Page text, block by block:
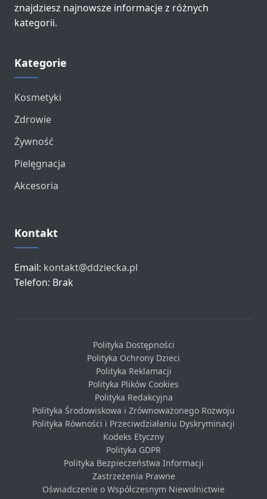
znajdziesz najnowsze informacje z różnych
kategorii.
Kategorie
Kosmetyki
Zdrowie
Żywność
Pielęgnacja
Akcesoria
Kontakt
Email: kontakt@ddziecka.pl
Telefon: Brak
Polityka Dostępności
Polityka Ochrony Dzieci
Polityka Reklamacji
Polityka Plików Cookies
Polityka Redakcyjna
Polityka Środowiskowa i Zrównoważonego Rozwoju
Polityka Równości i Przeciwdziałaniu Dyskryminacji
Kodeks Etyczny
Polityka GDPR
Polityka Bezpieczeństwa Informacji
Zastrzeżenia Prawne
Oświadczenie o Współczesnym Niewolnictwie